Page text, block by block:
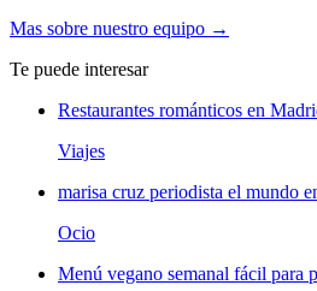
Mas sobre nuestro equipo →
Te puede interesar
Restaurantes románticos en
Viajes
marisa cruz periodista el mundo
Ocio
Menú vegano semanal fácil para